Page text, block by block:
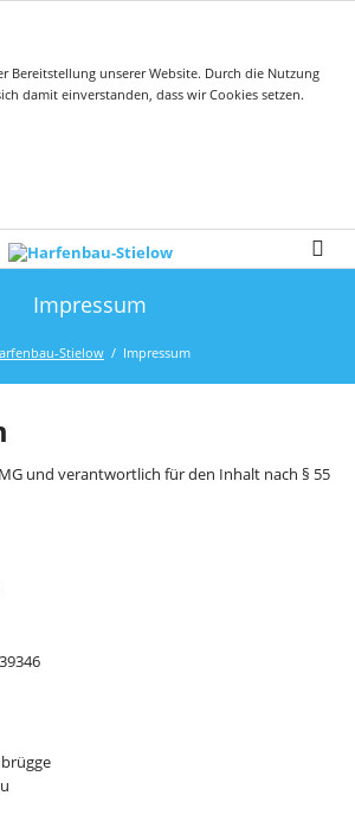
Bereitstellung unserer Website. Durch die Nutzung
damit einverstanden, dass wir Cookies setzen.
Impressum
Stielow Impressum
und verantwortlich für den Inhalt nach § 55